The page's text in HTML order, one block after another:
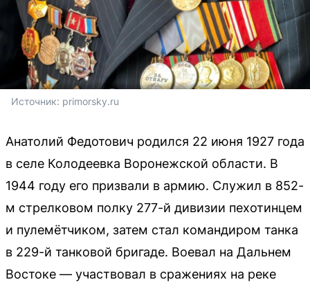
Источник: primorsky.ru
Анатолий Федотович родился 22 июня 1927 года
в селе Колодеевка Воронежской области. В
1944 году его призвали в армию. Служил в 852-
м стрелковом полку 277-й дивизии пехотинцем
и пулемётчиком, затем стал командиром танка
в 229-й танковой бригаде. Воевал на Дальнем
Востоке — участвовал в сражениях на реке